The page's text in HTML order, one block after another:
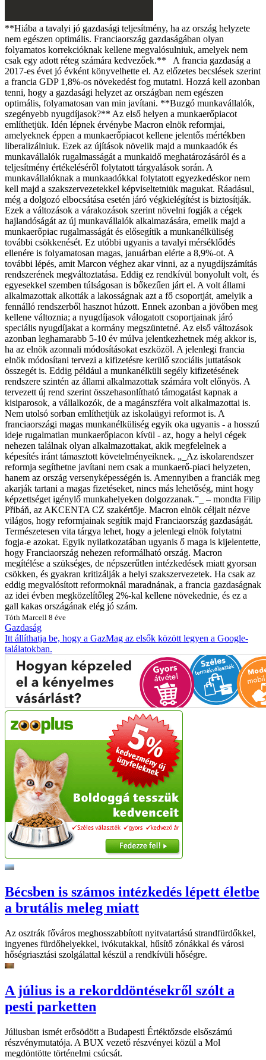
**Hiába a tavalyi jó gazdasági teljesítmény, ha az ország helyzete
nem egészen optimális. Franciaország gazdaságában olyan
folyamatos korrekcióknak kellene megvalósulniuk, amelyek nem
csak egy adott réteg számára kedvezőek.** A francia gazdaság a
2017-es évet jó évként könyvelhette el. Az előzetes becslések szerint
a francia GDP 1,8%-os növekedést fog mutatni. Hozzá kell azonban
tenni, hogy a gazdasági helyzet az országban nem egészen
optimális, folyamatosan van min javítani. **Buzgó munkavállalók,
szegényebb nyugdíjasok?** Az első helyen a munkaerőpiacot
említhetjük. Idén lépnek érvénybe Macron elnök reformjai,
amelyeknek éppen a munkaerőpiacot kellene jelentős mértékben
liberalizálniuk. Ezek az újítások növelik majd a munkaadók és
munkavállalók rugalmasságát a munkaidő meghatározásáról és a
teljesítmény értékeléséről folytatott tárgyalások során. A
munkavállalóknak a munkaadókkal folytatott egyezkedéskor nem
kell majd a szakszervezetekkel képviseltetniük magukat. Ráadásul,
még a dolgozó elbocsátása esetén járó végkielégítést is biztosítják.
Ezek a változások a várakozások szerint növelni fogják a cégek
hajlandóságát az új munkavállalók alkalmazására, emelik majd a
munkaerőpiac rugalmasságát és elősegítik a munkanélküliség
további csökkenését. Ez utóbbi ugyanis a tavalyi mérséklődés
ellenére is folyamatosan magas, januárban elérte a 8,9%-ot. A
további lépés, amit Marcon véghez akar vinni, az a nyugdíjszámítás
rendszerének megváltoztatása. Eddig ez rendkívül bonyolult volt, és
egyesekkel szemben túlságosan is bőkezűen járt el. A volt állami
alkalmazottak alkották a lakosságnak azt a fő csoportját, amelyik a
fennálló rendszerből hasznot húzott. Ennek azonban a jövőben meg
kellene változnia; a nyugdíjasok válogatott csoportjainak járó
speciális nyugdíjakat a kormány megszüntetné. Az első változások
azonban leghamarabb 5-10 év múlva jelentkezhetnek még akkor is,
ha az elnök azonnali módosításokat eszközöl. A jelenlegi francia
elnök módosítani tervezi a kifizetésre kerülő szociális juttatások
összegét is. Eddig például a munkanélküli segély kifizetésének
rendszere szintén az állami alkalmazottak számára volt előnyös. A
tervezett új rend szerint összehasonlítható támogatást kapnak a
kisiparosok, a vállalkozók, de a magánszféra volt alkalmazottai is.
Nem utolsó sorban említhetjük az iskolaügyi reformot is. A
franciaországi magas munkanélküliség egyik oka ugyanis - a hosszú
ideje rugalmatlan munkaerőpiacon kívül - az, hogy a helyi cégek
nehezen találnak olyan alkalmazottakat, akik megfelelnek a
képesítés iránt támasztott követelményeiknek. „_Az iskolarendszer
reformja segíthetne javítani nem csak a munkaerő-piaci helyzeten,
hanem az ország versenyképességén is. Amennyiben a franciák meg
akarják tartani a magas fizetéseket, nincs más lehetőség, mint hogy
képzettséget igénylő munkahelyeken dolgozzanak.”_ – mondta Filip
Přibáň, az AKCENTA CZ szakértője. Macron elnök céljait nézve
világos, hogy reformjainak segítik majd Franciaország gazdaságát.
Természetesen vita tárgya lehet, hogy a jelenlegi elnök folytatni
fogja-e azokat. Egyik nyilatkozatában ugyanis ő maga is kijelentette,
hogy Franciaország nehezen reformálható ország. Macron
megítélése a szükséges, de népszerűtlen intézkedések miatt gyorsan
csökken, és gyakran kritizálják a helyi szakszervezetek. Ha csak az
eddig megvalósított reformoknál maradnának, a francia gazdaságnak
az idei évben megközelítőleg 2%-kal kellene növekednie, és ez a
gall kakas országának elég jó szám.
Tóth Marcell 8 éve
Gazdaság
Itt állíthatja be, hogy a GazMag az elsők között legyen a Google-
találatokban.
Bécsben is számos intézkedés lépett életbe
a brutális meleg miatt
Az osztrák főváros meghosszabbított nyitvatartású strandfürdőkkel,
ingyenes fürdőhelyekkel, ivókutakkal, hűsítő zónákkal és városi
hőségriasztási szolgálattal készül a rendkívüli hőségre.
A július is a rekorddöntésekről szólt a
pesti parketten
Júliusban ismét erősödött a Budapesti Értéktőzsde elsőszámú
részvénymutatója. A BUX vezető részvényei közül a Mol
megdöntötte történelmi csúcsát.